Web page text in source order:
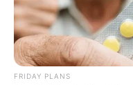
FRIDAY PLANS